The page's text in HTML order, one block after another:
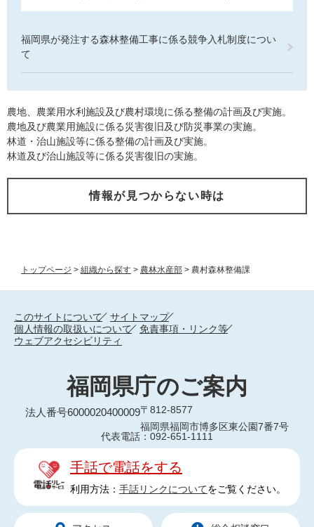
トップページ > 組織から探す > 農林水産部 > 農村森林整備課
福岡県が発注する森林整備工事に係る競争入札制度につい
て
農地、農業用水利施設及び農村環境に係る整備の計画及び実施。
農地及び農業用施設に係る災害復旧及び防災事業の実施。
林道・治山施設等に係る整備の計画及び実施。
林道及び治山施設等に係る災害復旧の実施。
情報が見つからない時は
このサイトについて
サイトマップ
個人情報の取扱いについて
免責事項・リンク等
ウェブアクセシビリティ
福岡県庁のご案内
法人番号6000020400009〒812-8577
福岡県福岡市博多区東公園7番7号
代表電話：092-651-1111
手話で電話をする
利用方法： 手話リンクについてをご覧ください。